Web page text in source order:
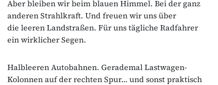
Aber bleiben wir beim blauen Himmel. Bei der ganz
anderen Strahlkraft. Und freuen wir uns über
die leeren Landstraßen. Für uns tägliche Radfahrer
ein wirklicher Segen.
Halbleeren Autobahnen. Gerademal Lastwagen-
Kolonnen auf der rechten Spur… und sonst praktisch